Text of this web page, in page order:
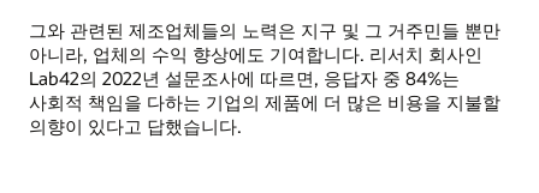
그와 관련된 제조업체들의 노력은 지구 및 그 거주민들 뿐만
아니라, 업체의 수익 향상에도 기여합니다. 리서치 회사인
Lab42의 2022년 설문조사에 따르면, 응답자 중 84%는
사회적 책임을 다하는 기업의 제품에 더 많은 비용을 지불할
의향이 있다고 답했습니다.